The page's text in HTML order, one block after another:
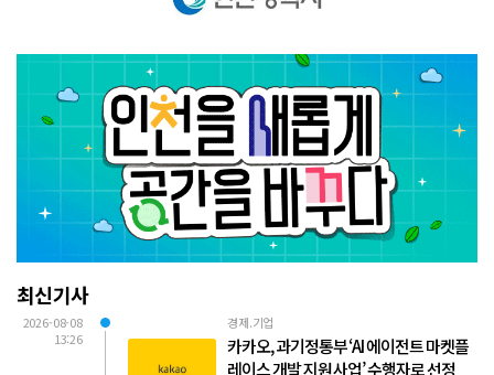
최신기사
2026-08-08
13:26
경제.기업
카카오, 과기정통부 ‘AI 에이전트 마켓플
레이스 개발 지원 사업’ 수행자로 선정